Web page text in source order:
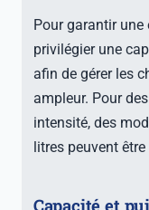
Pour garantir
privilégier une
afin de gérer les
ampleur. Pour
intensité, des
litres peuvent
Capacité et